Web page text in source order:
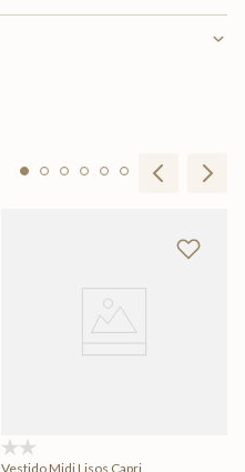
Vestido Midi Lisos Capri